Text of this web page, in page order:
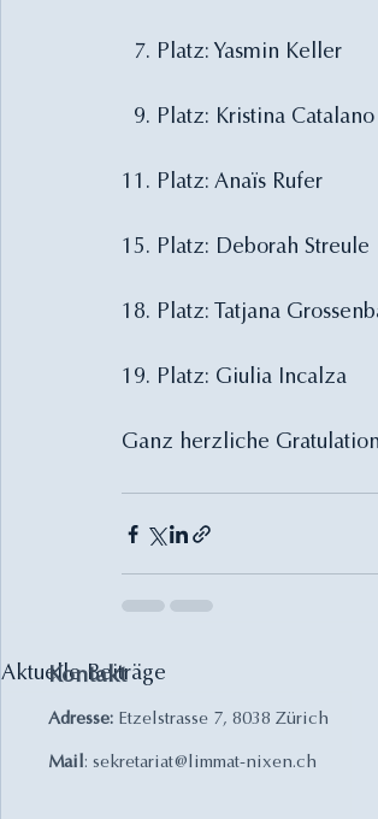
  7. Platz: Yasmin Keller
  9. Platz: Kristina Catalano
11. Platz: Anaïs Rufer
15. Platz: Deborah Streule
18. Platz: Tatjana
19. Platz: Giulia Incalza
Ganz herzliche
Aktuelle Beiträge
Kontakt
Adresse: Etzelstrasse 7, 8038 Zürich
Mail: sekretariat@limmat-nixen.ch